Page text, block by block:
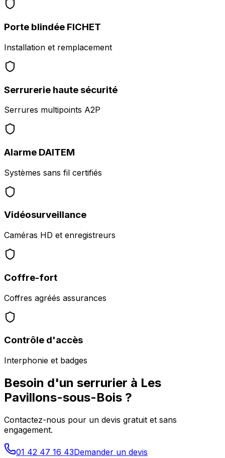
Porte blindée FICHET
Installation et remplacement
Serrurerie haute sécurité
Serrures multipoints A2P
Alarme DAITEM
Systèmes sans fil certifiés
Vidéosurveillance
Caméras HD et enregistreurs
Coffre-fort
Coffres agréés assurances
Contrôle d'accès
Interphonie et badges
Besoin d'un serrurier à Les
Pavillons-sous-Bois ?
Contactez-nous pour un devis gratuit et sans
engagement.
01 42 47 16 43Demander un devis